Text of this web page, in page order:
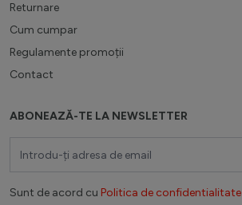
Returnare
Cum cumpar
Regulamente promoții
Contact
ABONEAZĂ-TE LA NEWSLETTER
Sunt de acord cu Politica de confidentialitate